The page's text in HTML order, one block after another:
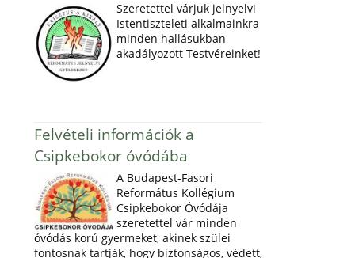
Szeretettel várjuk jelnyelvi
Istentiszteleti alkalmainkra
minden hallásukban
akadályozott Testvéreinket!
Felvételi információk a
Csipkebokor óvódába
A Budapest-Fasori
Református Kollégium
Csipkebokor Óvódája
szeretettel vár minden
óvódás korú gyermeket, akinek szülei
fontosnak tartják, hogy biztonságos, védett,